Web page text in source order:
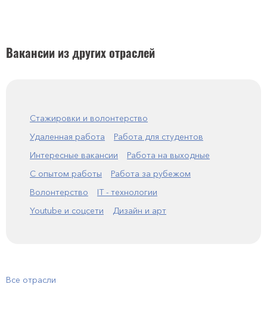
Вакансии из других отраслей
Стажировки и волонтерство
Удаленная работа
Работа для студентов
Интересные вакансии
Работа на выходные
С опытом работы
Работа за рубежом
Волонтерство
IT - технологии
Youtube и соцсети
Дизайн и арт
Все отрасли